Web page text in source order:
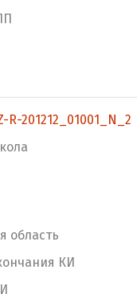
201212_01001_N_2
область
КИ